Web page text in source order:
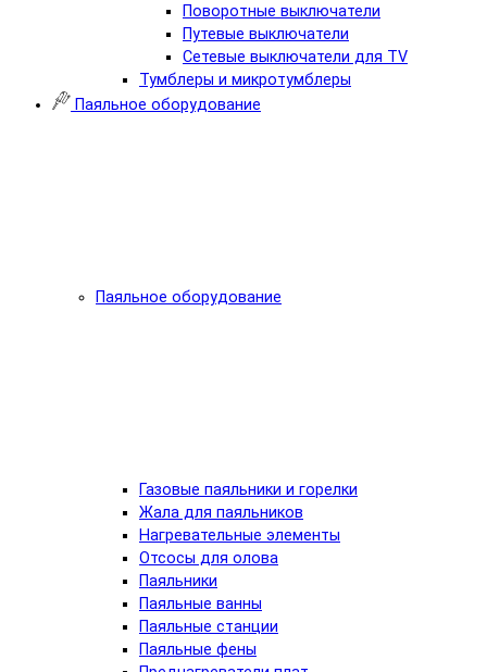
Поворотные выключатели
Путевые выключатели
Сетевые выключатели для TV
Тумблеры и микротумблеры
Паяльное оборудование
Паяльное оборудование
Газовые паяльники и горелки
Жала для паяльников
Нагревательные элементы
Отсосы для олова
Паяльники
Паяльные ванны
Паяльные станции
Паяльные фены